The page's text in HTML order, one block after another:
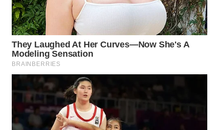
WN
DEPOK
WN
TAPANULI
UTARA
WN
SAMOSIR